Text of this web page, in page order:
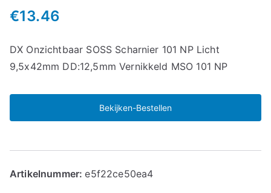
€13.46
DX Onzichtbaar SOSS Scharnier 101 NP Licht
9,5x42mm DD:12,5mm Vernikkeld MSO 101 NP
Bekijken-Bestellen
Artikelnummer:e5f22ce50ea4